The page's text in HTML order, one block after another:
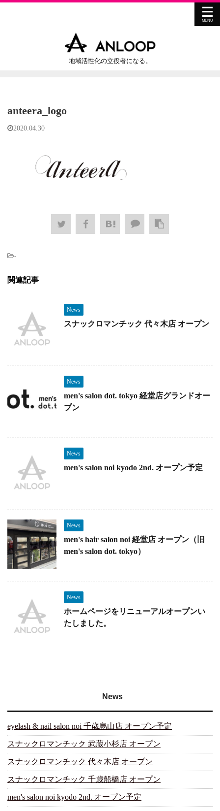
地域活性化の立役者になる。
anteera_logo
2020.04.30
-
関連記事
News
スナックロマンチック 代々木店 オープン
News
men's salon dot. tokyo 経堂店グランドオー
プン
News
men's salon noi kyodo 2nd. オープン予定
News
men's hair salon noi 経堂店 オープン（旧
men's salon dot. tokyo）
News
ホームページをリニューアルオープンい
たしました。
News
eyelash & nail salon noi 千歳烏山店 オープン予定
スナックロマンチック 武蔵小杉店 オープン
スナックロマンチック 代々木店 オープン
スナックロマンチック 千歳船橋店 オープン
men's salon noi kyodo 2nd. オープン予定